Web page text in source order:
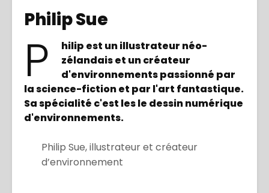
Philip Sue
P
hilip est un illustrateur néo-
zélandais et un créateur
d'environnements passionné par
la science-fiction et par l'art fantastique.
Sa spécialité c'est les le dessin numérique
d'environnements.
Philip Sue, illustrateur et créateur
d’environnement